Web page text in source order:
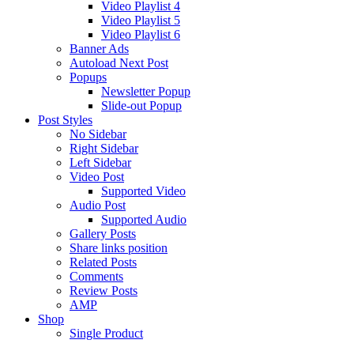
Video Playlist 4
Video Playlist 5
Video Playlist 6
Banner Ads
Autoload Next Post
Popups
Newsletter Popup
Slide-out Popup
Post Styles
No Sidebar
Right Sidebar
Left Sidebar
Video Post
Supported Video
Audio Post
Supported Audio
Gallery Posts
Share links position
Related Posts
Comments
Review Posts
AMP
Shop
Single Product